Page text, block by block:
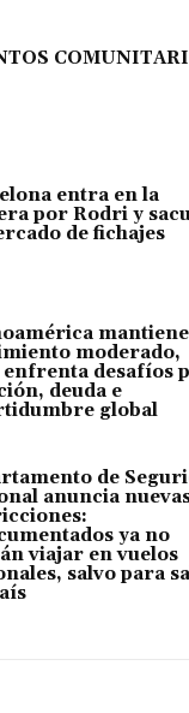
entra en la
por Rodri y
de fichajes
moderado,
desafíos
deuda e
global
de
anuncia
ya no
viajar en vuelos
salvo para